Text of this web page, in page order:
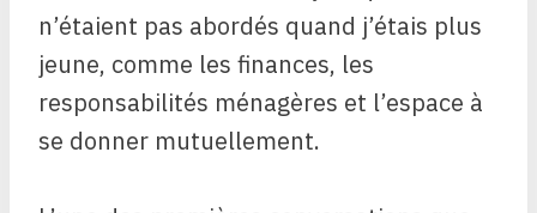
n’étaient pas abordés quand j’étais plus
jeune, comme les finances, les
responsabilités ménagères et l’espace à
se donner mutuellement.